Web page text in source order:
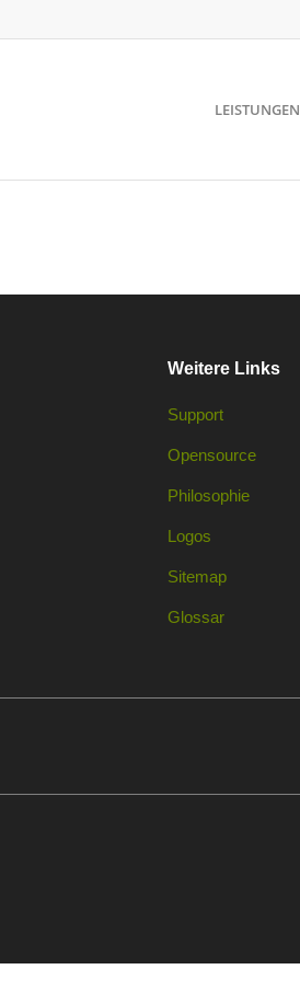
LEISTUNGEN
Weitere Links
Support
Opensource
Philosophie
Logos
Sitemap
Glossar